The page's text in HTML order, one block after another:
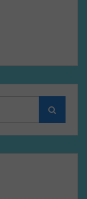
Search